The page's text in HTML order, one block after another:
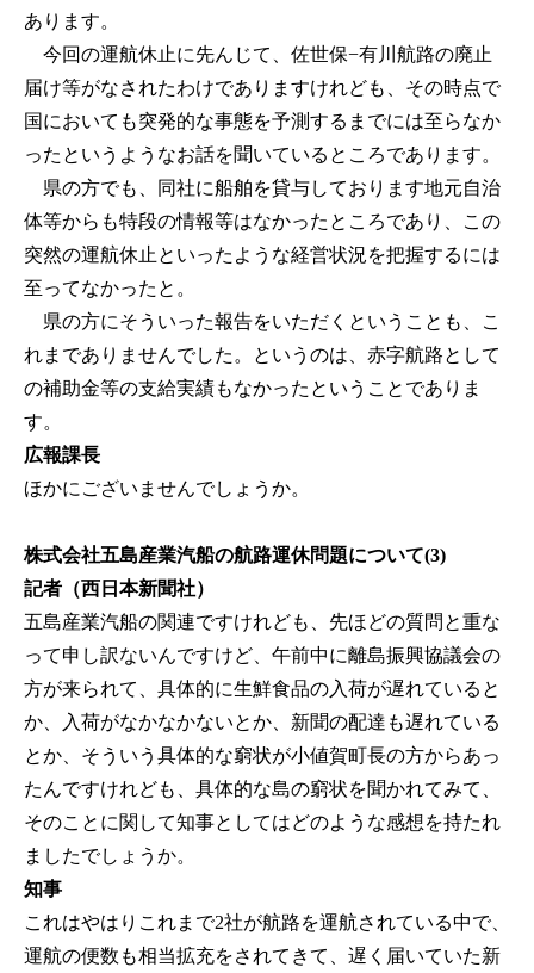
あります。
今回の運航休止に先んじて、佐世保−有川航路の廃止
届け等がなされたわけでありますけれども、その時点で
国においても突発的な事態を予測するまでには至らなか
ったというようなお話を聞いているところであります。
県の方でも、同社に船舶を貸与しております地元自治
体等からも特段の情報等はなかったところであり、この
突然の運航休止といったような経営状況を把握するには
至ってなかったと。
県の方にそういった報告をいただくということも、こ
れまでありませんでした。というのは、赤字航路として
の補助金等の支給実績もなかったということでありま
す。
広報課長
ほかにございませんでしょうか。
株式会社五島産業汽船の航路運休問題について(3)
記者（西日本新聞社）
五島産業汽船の関連ですけれども、先ほどの質問と重な
って申し訳ないんですけど、午前中に離島振興協議会の
方が来られて、具体的に生鮮食品の入荷が遅れていると
か、入荷がなかなかないとか、新聞の配達も遅れている
とか、そういう具体的な窮状が小値賀町長の方からあっ
たんですけれども、具体的な島の窮状を聞かれてみて、
そのことに関して知事としてはどのような感想を持たれ
ましたでしょうか。
知事
これはやはりこれまで2社が航路を運航されている中で、
運航の便数も相当拡充をされてきて、遅く届いていた新